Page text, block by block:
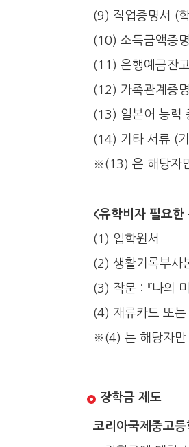
(9) 직업증명서 (
(10) 소득금액증
(11) 은행예금잔
(12) 가족관계증
(13) 일본어 능력
(14) 기타 서류 (
※(13) 은 해당자
<유학비자 필요한
(1) 입학원서
(2) 생활기록부사
(3) 작문：『나의
(4) 재류카드 또
※(4) 는 해당자만
장학금 제도
코리아국제중고